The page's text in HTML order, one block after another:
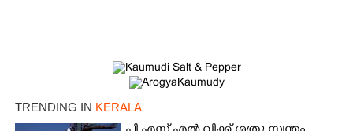
TRENDING IN KERALA